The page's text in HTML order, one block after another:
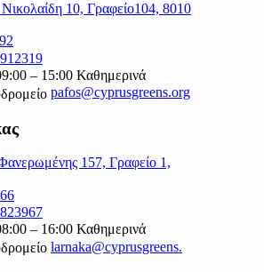
10, Γραφείο104, 8010
– 15:00 Καθημερινά
pafos@cyprusgreens.org
157, Γραφείο 1,
– 16:00 Καθημερινά
larnaka@cyprusgreens.